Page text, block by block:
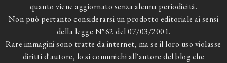
quanto viene aggiornato senza alcuna periodicità.
Non può pertanto considerarsi un prodotto editoriale ai sensi
della legge N°62 del 07/03/2001.
Rare immagini sono tratte da internet, ma se il loro uso violasse
diritti d'autore, lo si comunichi all'autore del blog che